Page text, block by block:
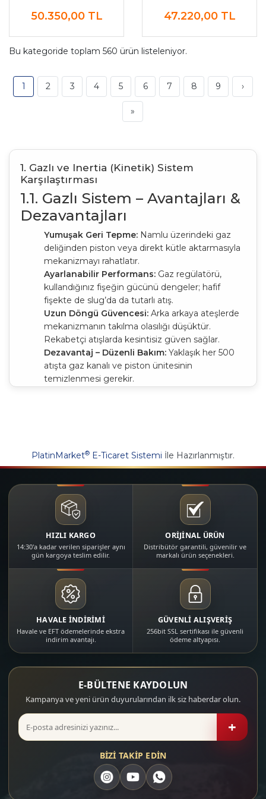
50.350,00 TL 47.220,00 TL
Bu kategoride toplam 560 ürün listeleniyor.
1 2 3 4 5 6 7 8 9 ›
»
1. Gazlı ve Inertia (Kinetik) Sistem
Karşılaştırması
1.1. Gazlı Sistem – Avantajları &
Dezavantajları
Yumuşak Geri Tepme: Namlu üzerindeki gaz
deliğinden piston veya direkt kütle aktarmasıyla
mekanizmayı rahatlatır.
Ayarlanabilir Performans: Gaz regülatörü,
kullandığınız fişeğin gücünü dengeler; hafif
fişekte de slug’da da tutarlı atış.
Uzun Döngü Güvencesi: Arka arkaya ateşlerde
mekanizmanın takılma olasılığı düşüktür.
Rekabetçi atışlarda kesintisiz güven sağlar.
Dezavantaj – Düzenli Bakım: Yaklaşık her 500
atışta gaz kanalı ve piston ünitesinin
temizlenmesi gerekir.
tepmesi mekanizmayı işletir. Parça sayısı az
olduğundan bakım kolaydır.
Hafif Tasarım:
İnertia modeller genellikle birkaç
yüz gram daha hafiftir. Uzun yürüyüşlü av
gezilerinde fark hissedilir.
Daha Sert Geri Tepme:
Uzun atış seanslarında
omzunuzda daha fazla hissedersiniz; stok yay
kalitesi kritik önem kazanır.
Güvenilirlik:
Zor hava koşullarında bile tutarlı
performans sunar; minimal bakım maliyeti.
2. Popüler Kalibreler ve Kullanım Alanları
2.1. 12 Kalibre (12 ga) – Çok
Yönlü Avcılık
orta ve büyük boy avlar.
Örnek Modeller: Derya MK12 AS-101S, Stoeger
P3000,Benelli M2.
Evergreen Avantajı:
ve çeşitlilik her ortamda garanti.
2.2. 20 Kalibre (20 ga) – Hafif
Avcılık & Sportif Atış
PlatinMarket® E-Ticaret Sistemi İle Hazırlanmıştır.
HIZLI KARGO
14:30'a kadar verilen siparişler aynı
gün kargoya teslim edilir.
ORİJİNAL ÜRÜN
Distribütör garantili, güvenilir ve
markalı ürün seçenekleri.
HAVALE İNDİRİMİ
Havale ve EFT ödemelerinde ekstra
indirim avantajı.
GÜVENLİ ALIŞVERİŞ
256bit SSL sertifikası ile güvenli
ödeme altyapısı.
E-BÜLTENE KAYDOLUN
Kampanya ve yeni ürün duyurularından ilk siz haberdar olun.
+
BİZİ TAKİP EDİN